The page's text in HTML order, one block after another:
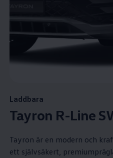
Laddbara
Tayron R-Line
Tayron är en modern och
ett självsäkert,